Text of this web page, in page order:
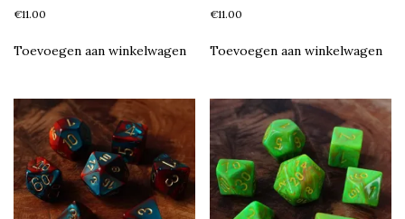
€11.00
Toevoegen aan winkelwagen
€11.00
Toevoegen aan winkelwagen